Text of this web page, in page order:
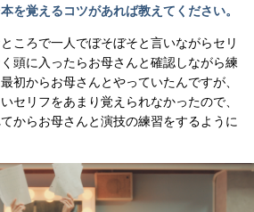
を覚えるコツがあれば教えてください。
ころで一人でぼそぼそと言いながらセリ
頭に入ったらお母さんと確認しながら練
初からお母さんとやっていたんですが、
セリフをあまり覚えられなかったので、
からお母さんと演技の練習をするように